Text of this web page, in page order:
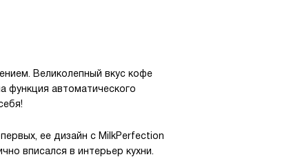
Великолепный вкус кофе
функция автоматического
ее дизайн с MilkPerfection
вписался в интерьер кухни.